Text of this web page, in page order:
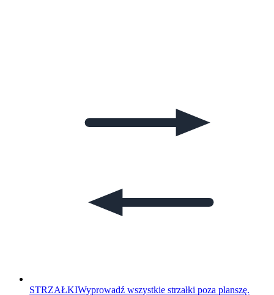
STRZAŁKIWyprowadź wszystkie strzałki poza planszę.